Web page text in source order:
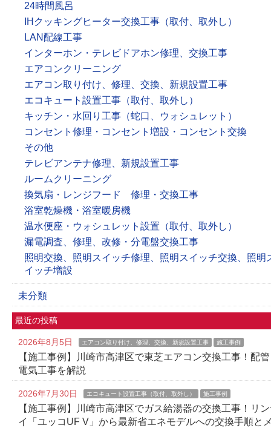
24時間風呂
IHクッキングヒーター交換工事（取付、取外し）
LAN配線工事
インターホン・テレビドアホン修理、交換工事
エアコンクリーニング
エアコン取り付け、修理、交換、新規設置工事
エコキュート設置工事（取付、取外し）
キッチン・水回り工事（蛇口、ウォシュレット）
コンセント修理・コンセント増設・コンセント交換
その他
テレビアンテナ修理、新規設置工事
ルームクリーニング
換気扇・レンジフード 修理・交換工事
浴室乾燥機・浴室暖房機
温水便座・ウォシュレット設置（取付、取外し）
漏電調査、修理、改修・分電盤交換工事
照明交換、照明スイッチ修理、照明スイッチ交換、照明
イッチ増設
未分類
最近の投稿
2026年8月5日 エアコン取り付け、修理、交換、新規設置工事 施工事例
【施工事例】川崎市高津区で東芝エアコン交換工事！配
電気工事を解説
2026年7月30日 エコキュート設置工事（取付、取外し） 施工事例
【施工事例】川崎市高津区でガス給湯器の交換工事！リ
イ「ユッコUF V」から最新省エネモデルへの交換手順と